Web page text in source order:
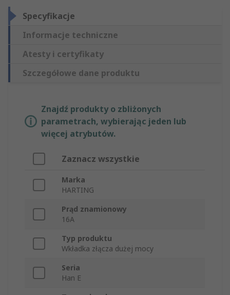
Specyfikacje
Informacje techniczne
Atesty i certyfikaty
Szczegółowe dane produktu
Znajdź produkty o zbliżonych
parametrach, wybierając jeden lub
więcej atrybutów.
Zaznacz wszystkie
Marka
HARTING
Prąd znamionowy
16A
Typ produktu
Wkładka złącza dużej mocy
Seria
Han E